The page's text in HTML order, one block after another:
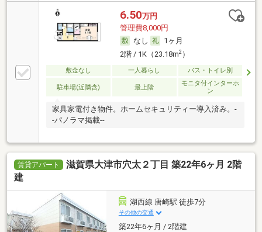
6.50万円
管理費8,000円
なし
1ヶ月
2階 / 1K（23.18m2）
敷金なし 一人暮らし バス・トイレ別
駐車場(近隣含) 最上階
モニタ付インターホ
ン
家具家電付き物件。ホームセキュリティー導入済み。-
-パノラマ掲載--
賃貸アパート
滋賀県大津市穴太２丁目 築22年6ヶ月 2階
建
湖西線 唐崎駅 徒歩7分
その他の交通
築22年6ヶ月 / 2階建